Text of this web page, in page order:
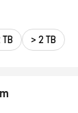
TB > 2 TB